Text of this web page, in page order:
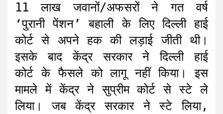
11 लाख जवानों/अफसरों ने गत वर्ष
‘पुरानी पेंशन’ बहाली के लिए दिल्ली हाई
कोर्ट से अपने हक की लड़ाई जीती थी।
इसके बाद केंद्र सरकार ने दिल्ली हाई
कोर्ट के फैसले को लागू नहीं किया। इस
मामले में केंद्र ने सुप्रीम कोर्ट से स्टे ले
लिया। जब केंद्र सरकार ने स्टे लिया,